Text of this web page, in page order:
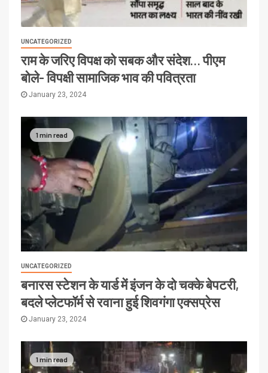
UNCATEGORIZED
राम के जरिए विपक्ष को सबक और संदेश… पीएम
बोले- विपक्षी सामाजिक भाव की पवित्रता
January 23, 2024
1 min read
UNCATEGORIZED
बनारस स्टेशन के यार्ड में इंजन के दो चक्के बेपटरी,
बदले प्लेटफॉर्म से रवाना हुई शिवगंगा एक्सप्रेस
January 23, 2024
1 min read